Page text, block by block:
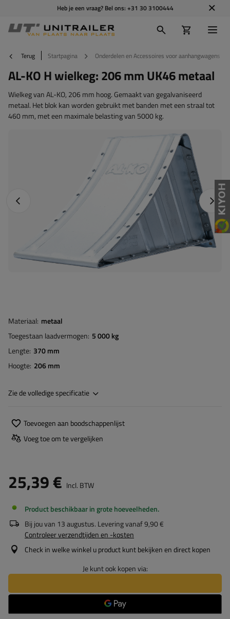
Heb je een vraag? Bel ons: +31 30 3100444
Terug Startpagina Onderdelen en Accessoires voor aanhangwagens
AL-KO H wielkeg: 206 mm UK46 metaal
Wielkeg van AL-KO, 206 mm hoog. Gemaakt van gegalvaniseerd
metaal. Het blok kan worden gebruikt met banden met een straal tot
460 mm, met een maximale belasting van 5000 kg.
Vorige foto
Materiaal metaal
Toegestaan laadvermogen 5 000 kg
Lengte 370 mm
Hoogte 206 mm
Zie de volledige specificatie
Toevoegen aan boodschappenlijst
Voeg toe om te vergelijken
25,39 € Incl. BTW
Product beschikbaar in grote hoeveelheden
Bij jou van 13 augustus. Levering vanaf9,90 €
Controleer verzendtijden en -kosten
Check in welke winkel u product kunt bekijken en direct kopen
Je kunt ook kopen via: